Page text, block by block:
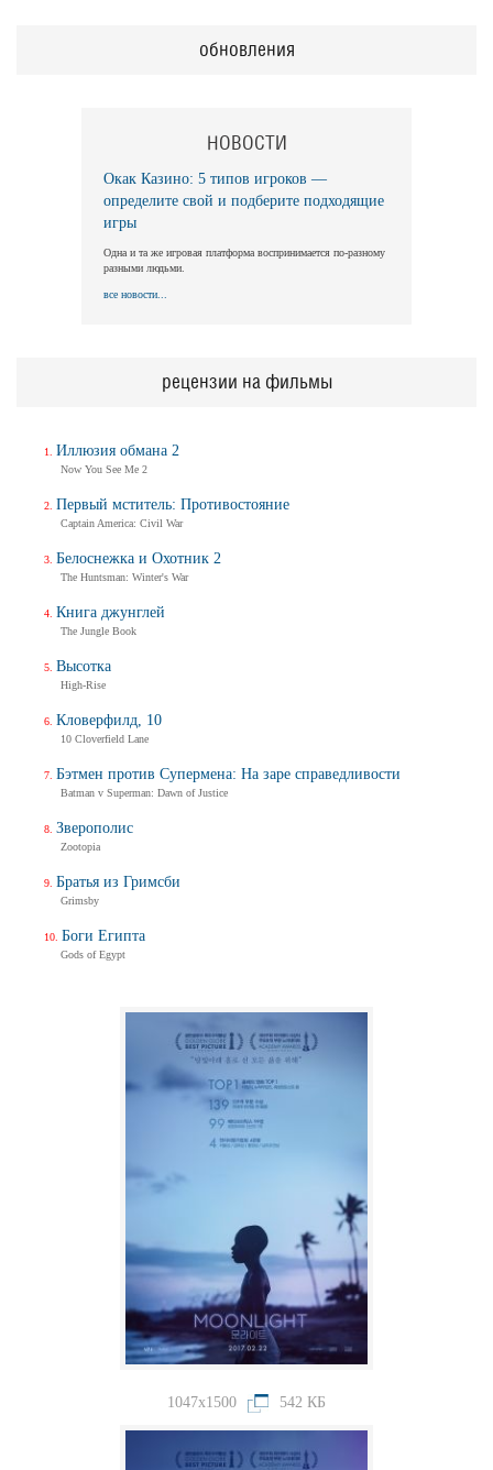
1047x1500 542 КБ
обновления
НОВОСТИ
Окак Казино: 5 типов игроков —
определите свой и подберите подходящие
игры
Одна и та же игровая платформа воспринимается по-разному
разными людьми.
все новости...
рецензии на фильмы
Иллюзия обмана 2
Now You See Me 2
Первый мститель: Противостояние
Captain America: Civil War
Белоснежка и Охотник 2
The Huntsman: Winter's War
Книга джунглей
The Jungle Book
Высотка
High-Rise
Кловерфилд, 10
10 Cloverfield Lane
Бэтмен против Супермена: На заре справедливости
Batman v Superman: Dawn of Justice
Зверополис
Zootopia
Братья из Гримсби
Grimsby
Боги Египта
Gods of Egypt